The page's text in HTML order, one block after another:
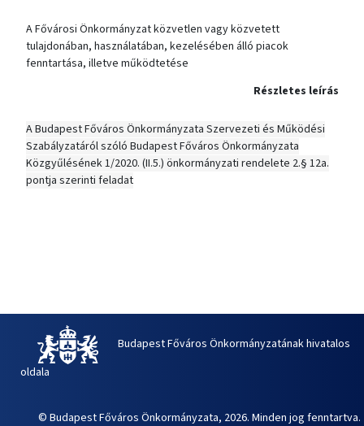
A Fővárosi Önkormányzat közvetlen vagy közvetett
tulajdonában, használatában, kezelésében álló piacok
fenntartása, illetve működtetése
Részletes leírás
A Budapest Főváros Önkormányzata Szervezeti és Működési
Szabályzatáról szóló Budapest Főváros Önkormányzata
Közgyűlésének 1/2020. (II.5.) önkormányzati rendelete 2.§ 12a.
pontja szerinti feladat
Budapest Főváros Önkormányzatának hivatalos
oldala
© Budapest Főváros Önkormányzata, 2026. Minden jog fenntartva.